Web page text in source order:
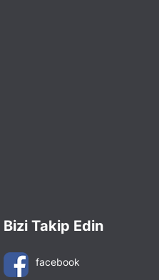
Bizi Takip Edin
facebook